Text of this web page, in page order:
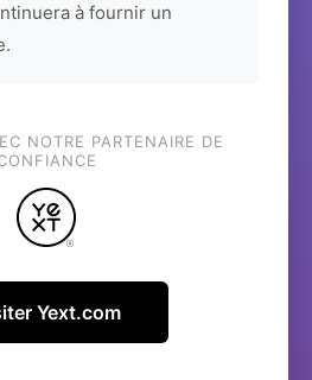
à fournir un
NOTRE PARTENAIRE DE
Yext.com